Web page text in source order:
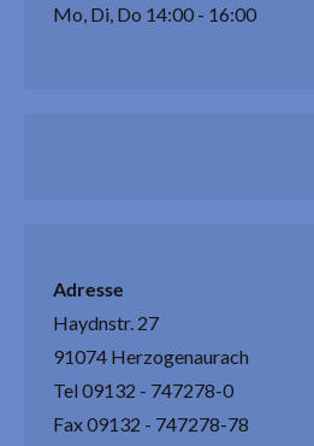
Mo, Di, Do 14:00 - 16:00
Adresse
Haydnstr. 27
91074 Herzogenaurach
Tel 09132 - 747278-0
Fax 09132 - 747278-78